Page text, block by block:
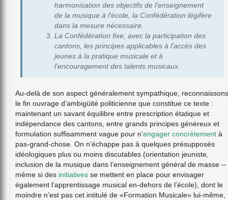
harmonisation des objectifs de l'enseignement
de la musique à l'école, la Confédération légifère
dans la mesure nécessaire.
La Confédération fixe, avec la participation des
cantons, les principes applicables à l'accès des
jeunes à la pratique musicale et à
l'encouragement des talents musicaux.
Au-delà de son aspect généralement sympathique, reconnaissons
le fin ouvrage d’ambigüité politicienne que constitue ce texte :
maintenant un savant équilibre entre prescription étatique et
indépendance des cantons, entre grands principes généreux et
formulation suffisamment vague pour n’engager concrètement à
pas-grand-chose. On n’échappe pas à quelques présupposés
idéologiques plus ou moins discutables (orientation jeuniste,
inclusion de la musique dans l’enseignement général de masse --
même si des initiatives se mettent en place pour envisager
également l’apprentissage musical en-dehors de l’école), dont le
moindre n’est pas cet intitulé de «Formation Musicale» lui-même,